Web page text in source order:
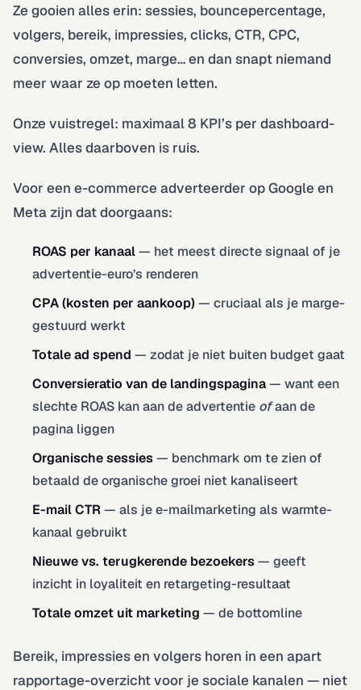
Ze gooien alles erin: sessies, bouncepercentage,
volgers, bereik, impressies, clicks, CTR, CPC,
conversies, omzet, marge… en dan snapt niemand
meer waar ze op moeten letten.
Onze vuistregel: maximaal 8 KPI’s per dashboard-
view. Alles daarboven is ruis.
Voor een e-commerce adverteerder op Google en
Meta zijn dat doorgaans:
ROAS per kanaal— het meest directe signaal of je
advertentie-euro’s renderen
CPA (kosten per aankoop)— cruciaal als je marge-
gestuurd werkt
Totale ad spend — zodat je niet buiten budget gaat
Conversieratio van de landingspagina— want een
slechte ROAS kan aan de advertentie ofaan de
pagina liggen
Organische sessies— benchmark om te zien of
betaald de organische groei niet kanaliseert
E-mail CTR — als je e-mailmarketing als warmte-
kanaal gebruikt
Nieuwe vs. terugkerende bezoekers— geeft
inzicht in loyaliteit en retargeting-resultaat
Totale omzet uit marketing — de bottomline
Bereik, impressies en volgers horen in een apart
rapportage-overzicht voor je sociale kanalen — niet